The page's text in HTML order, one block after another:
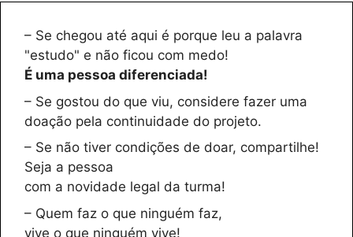
– Se chegou até aqui é porque leu a palavra
"estudo" e não ficou com medo!
É uma pessoa diferenciada!
– Se gostou do que viu, considere fazer uma
doação pela continuidade do projeto.
– Se não tiver condições de doar, compartilhe!
Seja a pessoa
com a novidade legal da turma!
– Quem faz o que ninguém faz,
vive o que ninguém vive!